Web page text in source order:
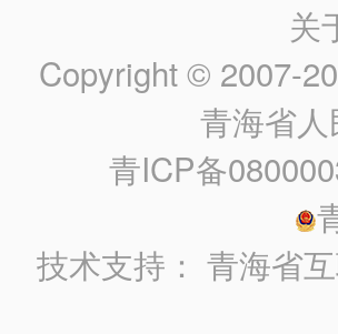
关
Copyright © 2007-
青海省
青ICP备
技术支持：青海省